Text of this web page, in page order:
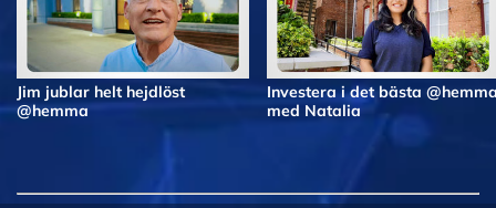
Jim jublar helt hejdlöst
@hemma
Investera i det bästa
med Natalia